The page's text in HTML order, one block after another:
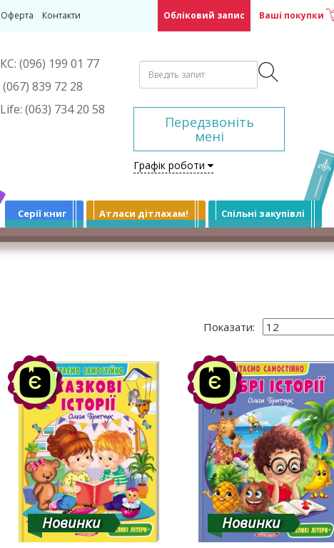
Оферта Контакти Обліковий запис Ваші покупки
КС: (096) 199 01 77
(067) 839 72 28
Life: (063) 734 20 58
Передзвоніть
мені
Графік роботи
Серії книг Атласи дітлахам! Спільні закупівлі
Показати:
Акція
-10%
Новинки
Акція
-10%
Новинки